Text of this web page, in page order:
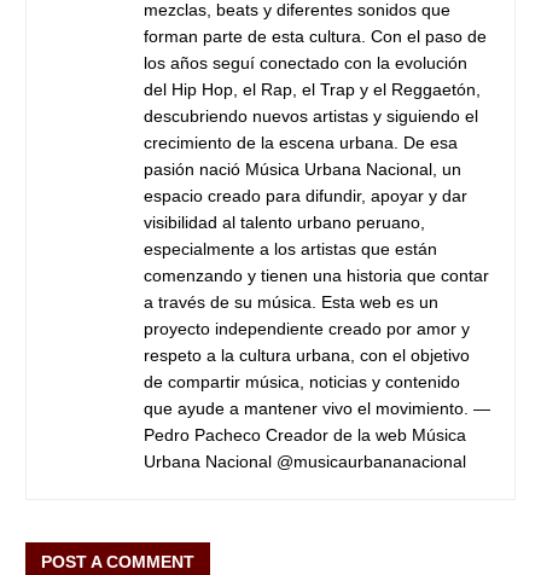
mezclas, beats y diferentes sonidos que
forman parte de esta cultura. Con el paso de
los años seguí conectado con la evolución
del Hip Hop, el Rap, el Trap y el Reggaetón,
descubriendo nuevos artistas y siguiendo el
crecimiento de la escena urbana. De esa
pasión nació Música Urbana Nacional, un
espacio creado para difundir, apoyar y dar
visibilidad al talento urbano peruano,
especialmente a los artistas que están
comenzando y tienen una historia que contar
a través de su música. Esta web es un
proyecto independiente creado por amor y
respeto a la cultura urbana, con el objetivo
de compartir música, noticias y contenido
que ayude a mantener vivo el movimiento. —
Pedro Pacheco Creador de la web Música
Urbana Nacional @musicaurbananacional
POST A COMMENT